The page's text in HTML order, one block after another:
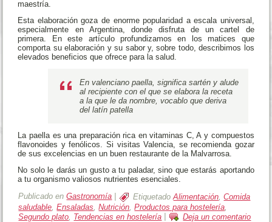
maestría.
Esta elaboración goza de enorme popularidad a escala universal,
especialmente en Argentina, donde disfruta de un cartel de
primera. En este artículo profundizamos en los matices que
comporta su elaboración y su sabor y, sobre todo, describimos los
elevados beneficios que ofrece para la salud.
En valenciano paella, significa sartén y alude
al recipiente con el que se elabora la receta
a la que le da nombre, vocablo que deriva
del latín patella
La paella es una preparación rica en vitaminas C, A y compuestos
flavonoides y fenólicos. Si visitas Valencia, se recomienda gozar
de sus excelencias en un buen restaurante de la Malvarrosa.
No solo le darás un gusto a tu paladar, sino que estarás aportando
a tu organismo valiosos nutrientes esenciales.
Publicado en Gastronomía Etiquetado Alimentación ,Comida
saludable,Ensaladas,Nutrición,Productos para hostelería,
Segundo plato Tendencias en hostelería Deja un comentario